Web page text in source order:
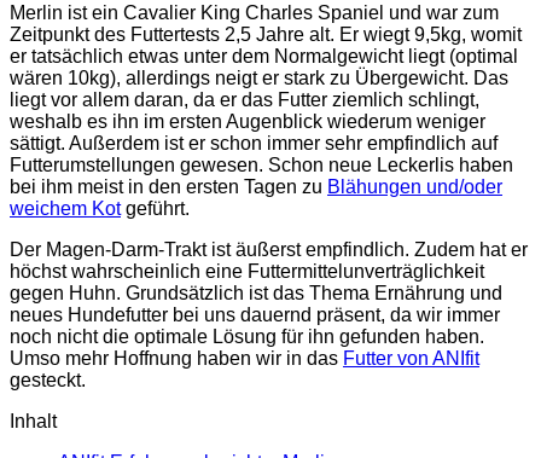
Merlin ist ein Cavalier King Charles Spaniel und war zum
Zeitpunkt des Futtertests 2,5 Jahre alt. Er wiegt 9,5kg, womit
er tatsächlich etwas unter dem Normalgewicht liegt (optimal
wären 10kg), allerdings neigt er stark zu Übergewicht. Das
liegt vor allem daran, da er das Futter ziemlich schlingt,
weshalb es ihn im ersten Augenblick wiederum weniger
sättigt. Außerdem ist er schon immer sehr empfindlich auf
Futterumstellungen gewesen. Schon neue Leckerlis haben
bei ihm meist in den ersten Tagen zu Blähungen und/oder
weichem Kotgeführt.
Der Magen-Darm-Trakt ist äußerst empfindlich. Zudem hat er
höchst wahrscheinlich eine Futtermittelunverträglichkeit
gegen Huhn. Grundsätzlich ist das Thema Ernährung und
neues Hundefutter bei uns dauernd präsent, da wir immer
noch nicht die optimale Lösung für ihn gefunden haben.
Umso mehr Hoffnung haben wir in das Futter von ANIfit
gesteckt.
Inhalt